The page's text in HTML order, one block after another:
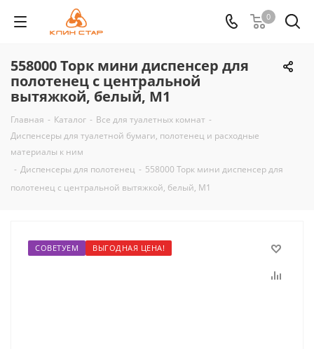
0
558000 Торк мини диспенсер для
полотенец с центральной
вытяжкой, белый, М1
Главная - Каталог - Все для туалетных комнат -
Диспенсеры для туалетной бумаги, полотенец и расходные
материалы к ним
- Диспенсеры для полотенец - 558000 Торк мини диспенсер для
полотенец с центральной вытяжкой, белый, М1
СОВЕТУЕМ ВЫГОДНАЯ ЦЕНА!